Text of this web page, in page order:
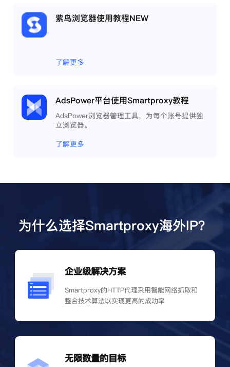
紫鸟浏览器使用教程NEW
了解更多
AdsPower平台使用Smartproxy教程
AdsPower浏览器管理工具，为每个账号提供独
立浏览器。
了解更多
为什么选择Smartproxy海外IP？
企业级解决方案
Smartproxy的HTTP代理采用智能网络抓取和
整合技术算法以实现更高的成功率
无限数量的目标